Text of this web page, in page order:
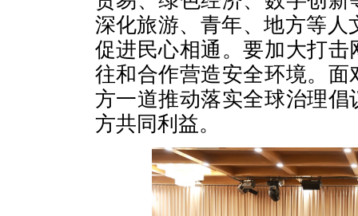
深化旅游、青年、地方等
促进民心相通。要加大打
往和合作营造安全环境。
方一道推动落实全球治理
方共同利益。